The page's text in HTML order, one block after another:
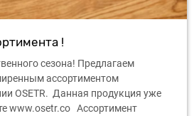
!
сезона! Предлагаем
ассортиментом
OSETR. Данная продукция уже
www.osetr.co Ассортимент